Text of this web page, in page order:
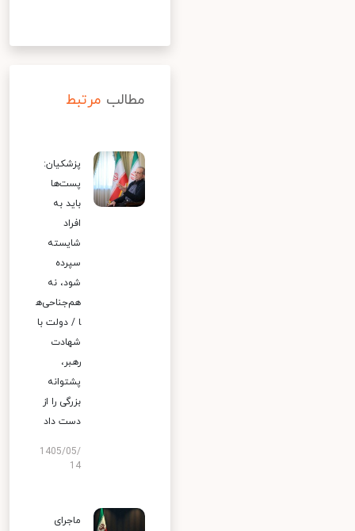
مطالب مرتبط
پزشکیان:
پست‌ها
باید به
افراد
شایسته
سپرده
شود، نه
هم‌جناحی‌ه
ا / دولت با
شهادت
رهبر،
پشتوانه
بزرگی را از
دست داد
1405/05/
14
ماجرای